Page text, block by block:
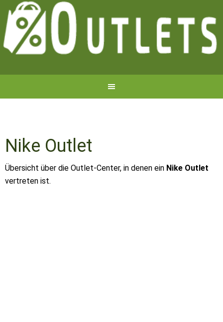
Nike Outlet
Übersicht über die Outlet-Center, in denen ein Nike Outlet
vertreten ist.